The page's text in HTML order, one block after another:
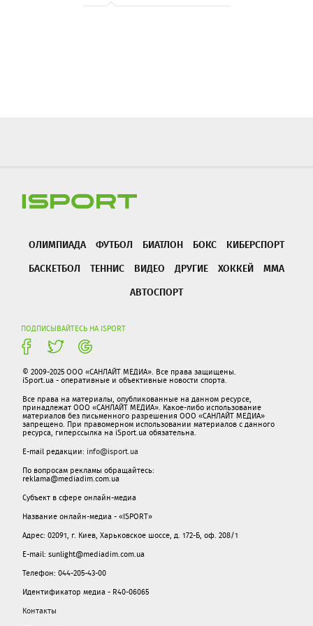
ОЛИМПИАДА ФУТБОЛ БИАТЛОН БОКС
КИБЕРСПОРТ
БАСКЕТБОЛ
ТЕННИС ВИДЕО ДРУГИЕ ХОККЕЙ
ММА
АВТОСПОРТ
ПОДПИСЫВАЙТЕСЬ НА ISPORT
© 2009-2025 ООО «САНЛАЙТ МЕДИА». Все права защищены.
iSport.ua - оперативные и объективные новости спорта.
Все права на материалы, опубликованные на данном ресурсе,
принадлежат ООО «САНЛАЙТ МЕДИА». Какое-либо использование
материалов без письменного разрешения ООО «САНЛАЙТ МЕДИА»
запрещено. При правомерном использовании материалов с данного
ресурса, гиперссылка на iSport.ua обязательна.
E-mail редакции: info@isport.ua
По вопросам рекламы обращайтесь:
reklama@mediadim.com.ua
Субъект в сфере онлайн-медиа
Название онлайн-медиа - «ISPORT»
Адрес: 02091, г. Киев, Харьковское шоссе, д. 172-Б, оф. 208/1
E-mail: sunlight@mediadim.com.ua
Телефон: 044-205-43-00
Идентификатор медиа - R40-06065
Контакты